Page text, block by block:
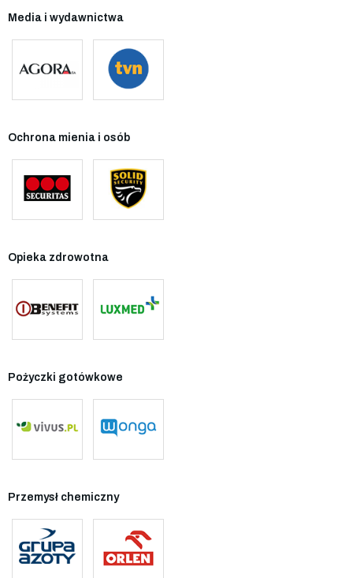
Media i wydawnictwa
Ochrona mienia i osób
Opieka zdrowotna
Pożyczki gotówkowe
Przemysł chemiczny